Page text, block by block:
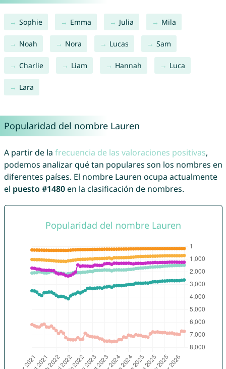
Sophie Emma Julia Mila
Noah Nora Lucas Sam
Charlie Liam Hannah Luca
Lara
Popularidad del nombre Lauren
A partir de la frecuencia de las valoraciones positivas,
podemos analizar qué tan populares son los nombres en
diferentes países. El nombre Lauren ocupa actualmente
el puesto #1480en la clasificación de nombres.